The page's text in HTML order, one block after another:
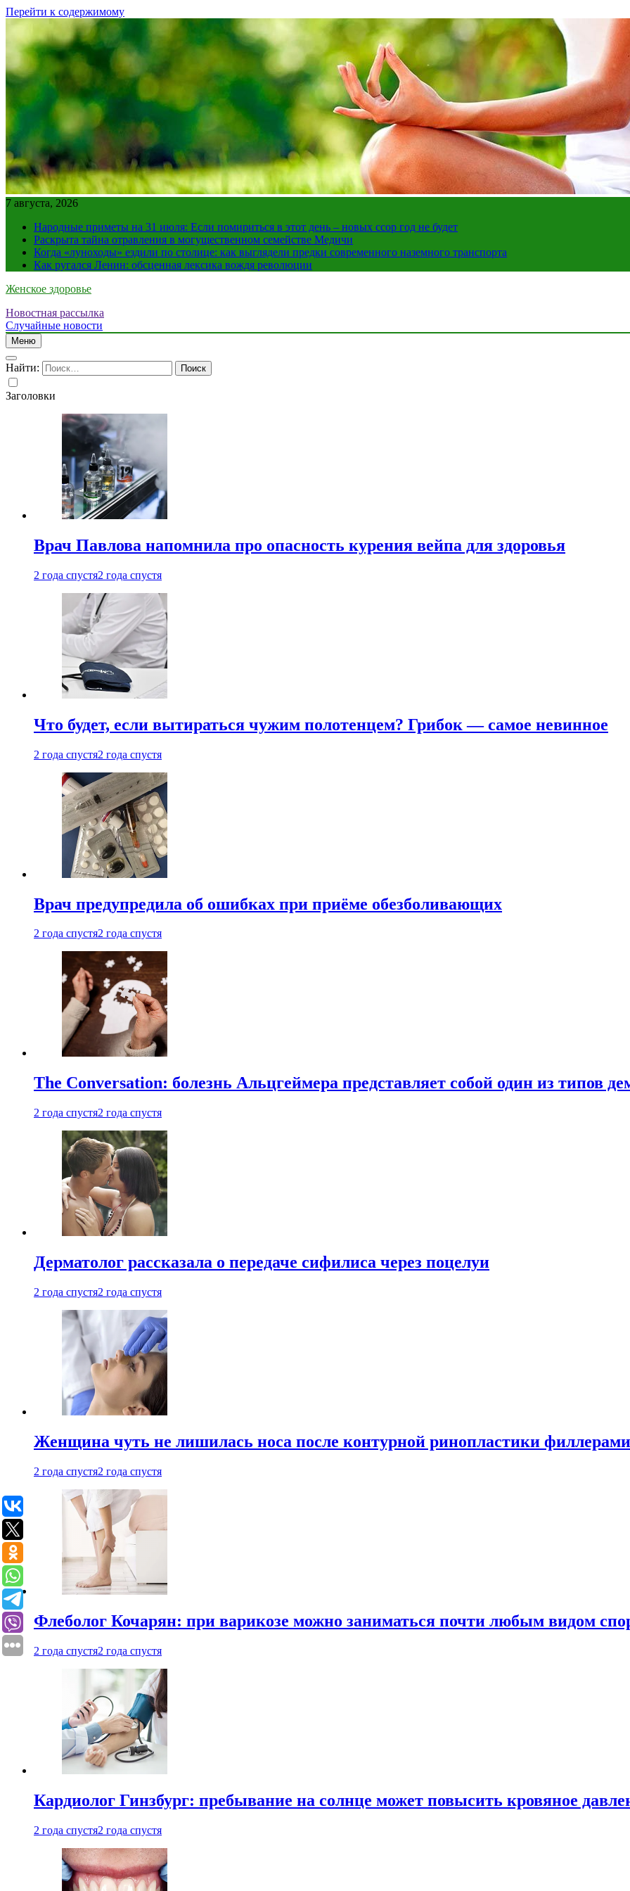
Перейти к содержимому
7 августа, 2026
Народные приметы на 31 июля: Если помириться в этот день – новых ссор год не будет
Раскрыта тайна отравления в могущественном семействе Медичи
Когда «луноходы» ездили по столице: как выглядели предки современного наземного транспорта
Как ругался Ленин: обсценная лексика вождя революции
Женское здоровье
Новостная рассылка
Случайные новости
Меню
Найти:
Заголовки
Врач Павлова напомнила про опасность курения вейпа для здоровья
2 года спустя2 года спустя
Что будет, если вытираться чужим полотенцем? Грибок — самое невинное
2 года спустя2 года спустя
Врач предупредила об ошибках при приëме обезболивающих
2 года спустя2 года спустя
The Conversation: болезнь Альцгеймера представляет собой один из типов
2 года спустя2 года спустя
Дерматолог рассказала о передаче сифилиса через поцелуи
2 года спустя2 года спустя
Женщина чуть не лишилась носа после контурной ринопластики филлерами
2 года спустя2 года спустя
Флеболог Кочарян: при варикозе можно заниматься почти любым видом
2 года спустя2 года спустя
Кардиолог Гинзбург: пребывание на солнце может повысить кровяное
2 года спустя2 года спустя